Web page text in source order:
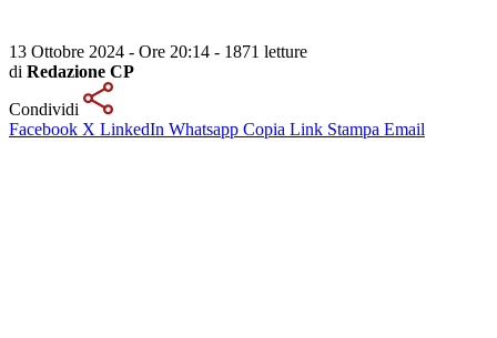
13 Ottobre 2024 - Ore 20:14 - 1871 letture
di Redazione CP
Condividi
Facebook X LinkedIn Whatsapp Copia Link Stampa Email